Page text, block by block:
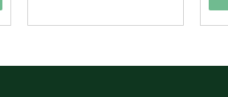
prodotto